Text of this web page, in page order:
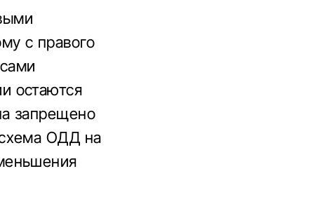
с правого
остаются
запрещено
ОДД на